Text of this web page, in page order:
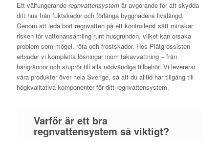
Ett välfungerande regnvattensystemär avgörande för att skydda
ditt hus från fuktskador och förlänga byggnadens livslängd.
Genom att leda bort regnvatten på ett kontrollerat sätt minskar
risken för vattenansamling runt husgrunden, vilket kan orsaka
problem som mögel, röta och frostskador. Hos Plåtgrossisten
erbjuder vi kompletta lösningar inom takavvattning – från
hängrännor och stuprör till alla nödvändiga tillbehör. Vi levererar
våra produkter över hela Sverige, så att du alltid har tillgång till
högkvalitativa komponenter för ditt regnvattensystem.
Varför är ett bra
regnvattensystem så viktigt?